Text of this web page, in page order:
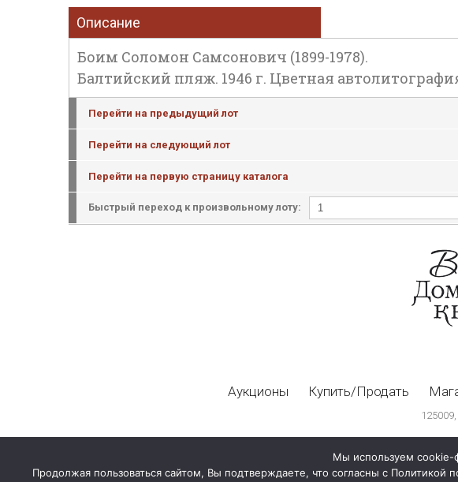
Описание
Боим Соломон Самсонович (1899-1978).
Балтийский пляж. 1946 г. Цветная
Перейти на предыдущий лот
Перейти на следующий лот
Перейти на первую страницу каталога
Быстрый переход к произвольному лоту:
Аукционы Купить/Продать
Мы используем cookie-
Продолжая пользоваться сайтом, Вы подтверждаете, что согласны с